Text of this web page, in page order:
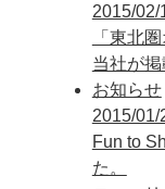
2015/02/
「東北
当社が掲
お知らせ
2015/01/
Fun to
た。